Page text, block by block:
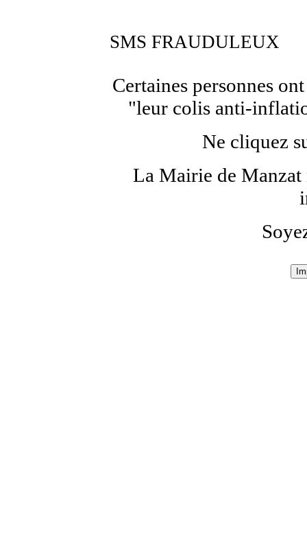
SMS FRAUDULEUX
Certaines personnes
"leur colis anti-
Ne cliquez
La Mairie de